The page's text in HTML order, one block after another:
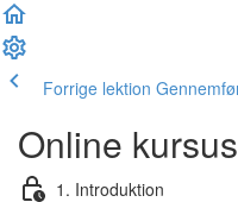
Forrige lektion
Online
1. Introduktion